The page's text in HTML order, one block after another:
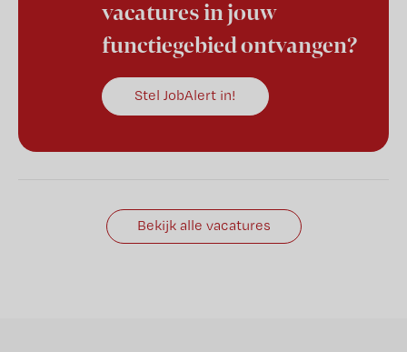
vacatures in jouw
functiegebied ontvangen?
Stel JobAlert in!
Bekijk alle vacatures